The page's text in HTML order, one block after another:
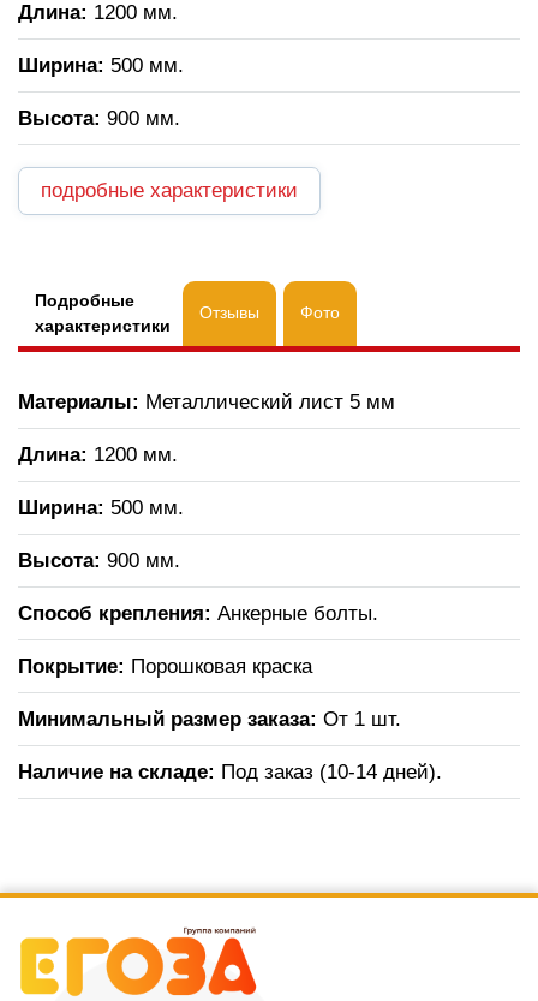
Длина: 1200 мм.
Ширина: 500 мм.
Высота: 900 мм.
подробные характеристики
Подробные
характеристики
Отзывы Фото
Материалы: Металлический лист 5 мм
Длина: 1200 мм.
Ширина: 500 мм.
Высота: 900 мм.
Способ крепления: Анкерные болты.
Покрытие: Порошковая краска
Минимальный размер заказа: От 1 шт.
Наличие на складе: Под заказ (10-14 дней).